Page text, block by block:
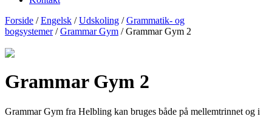
Forside /Engelsk /Udskoling /Grammatik- og
bogsystemer/Grammar Gym / Grammar Gym 2
Grammar Gym 2
Grammar Gym fra Helbling kan bruges både på mellemtrinnet og i